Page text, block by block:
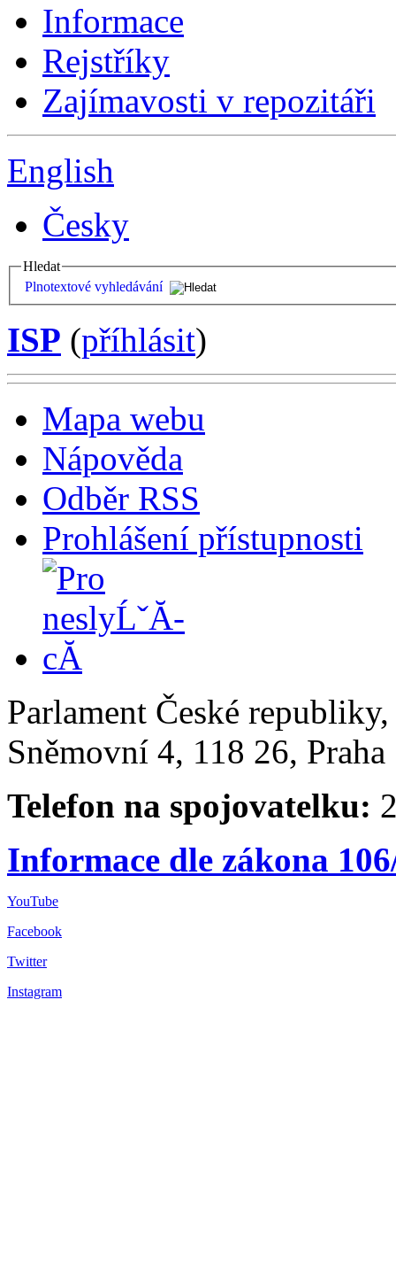
Informace
Rejstříky
Zajímavosti v repozitáři
English
Česky
Hledat
Plnotextové vyhledávání
ISP (příhlásit)
Mapa webu
Nápověda
Odběr RSS
Prohlášení přístupnosti
Parlament České
Sněmovní 4, 118 26,
Telefon na spojovatelku:
Informace dle zákona
YouTube
Facebook
Twitter
Instagram